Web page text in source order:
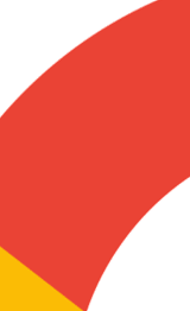
Sole en
Cadena 3